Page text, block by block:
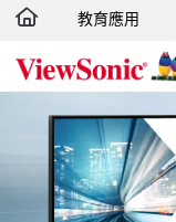
轉跳至主要內容
教育應用